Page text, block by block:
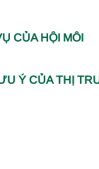
CỦA HỘI MÔI
Ý CỦA THỊ